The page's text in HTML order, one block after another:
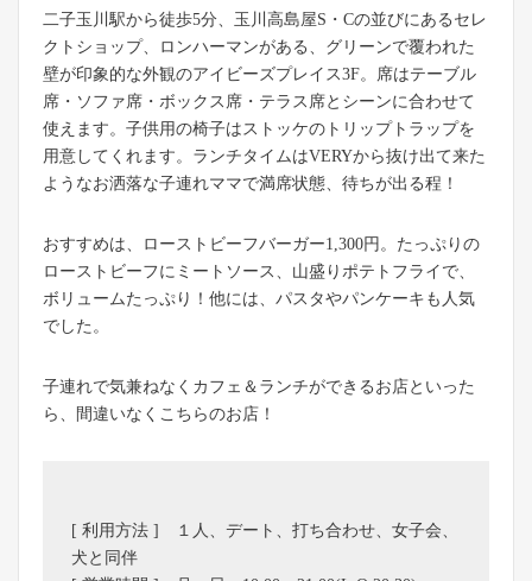
二子玉川駅から徒歩5分、玉川高島屋S・Cの並びにあるセレ
クトショップ、ロンハーマンがある、グリーンで覆われた
壁が印象的な外観のアイビーズプレイス3F。席はテーブル
席・ソファ席・ボックス席・テラス席とシーンに合わせて
使えます。子供用の椅子はストッケのトリップトラップを
用意してくれます。ランチタイムはVERYから抜け出て来た
ようなお洒落な子連れママで満席状態、待ちが出る程！
おすすめは、ローストビーフバーガー1,300円。たっぷりの
ローストビーフにミートソース、山盛りポテトフライで、
ボリュームたっぷり！他には、パスタやパンケーキも人気
でした。
子連れで気兼ねなくカフェ＆ランチができるお店といった
ら、間違いなくこちらのお店！
[ 利用方法 ] １人、デート、打ち合わせ、女子会、
犬と同伴